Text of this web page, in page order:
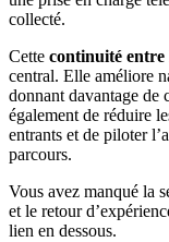
collecté.
Cette continuité entre
central. Elle améliore
donnant davantage de
également de réduire
entrants et de piloter
parcours.
Vous avez manqué la
et le retour
lien en dessous.